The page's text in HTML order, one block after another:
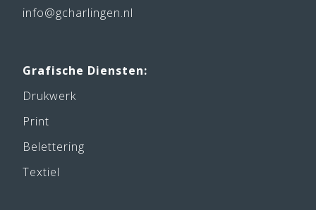
info@gcharlingen.nl
Grafische Diensten:
Drukwerk
Print
Belettering
Textiel